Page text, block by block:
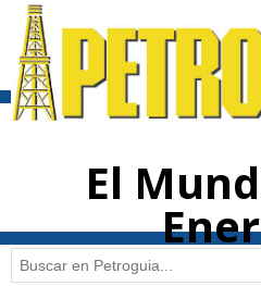
contenido
El
Buscar